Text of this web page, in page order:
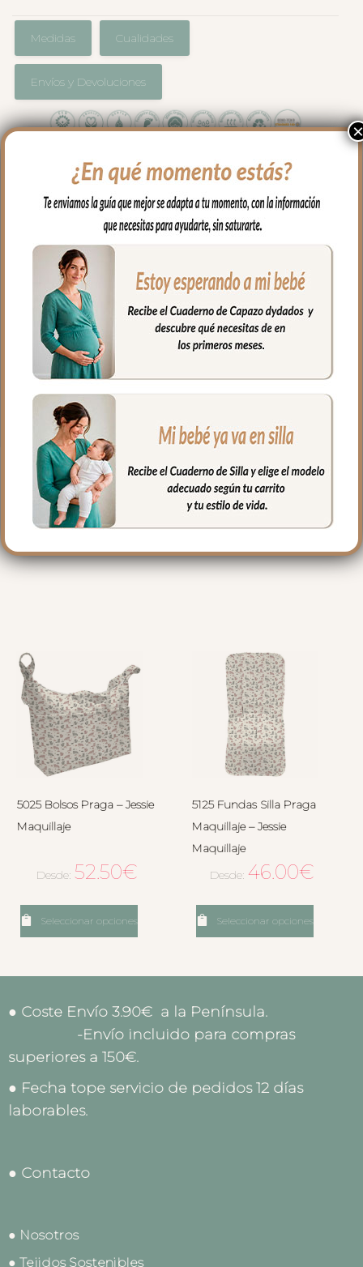
Medidas Cualidades
Envíos y Devoluciones
El complemento ideal para llevar a
nuestro bebe en brazos, para usar en el
capazo o en la cuna.
En los meses de invierno tejidos calentitos
por un lado siempre en pelo estampado y
por el otro puedes elegir villela de algodón
o en pelo corto liso.
Puedes lavar a mano o en lavadora,
siempre agua fría, jabones no abrasivos y
Medidas 98 X 70cm
PRODUCTOS
5025 Bolsos Praga – Jessie
Maquillaje
Desde: 52.50€
Seleccionar opciones
5125 Fundas Silla Praga
Maquillaje – Jessie
Maquillaje
Desde: 46.00€
Seleccionar opciones
● Coste Envío 3.90€ a la Península.
-Envío incluido para compras
superiores a 150€.
● Fecha tope servicio de pedidos 12 días
laborables.
● Contacto
● Nosotros
● Tejidos Sostenibles
×